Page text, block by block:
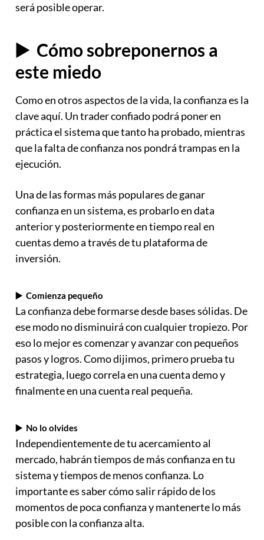
será posible operar.
▶️ Cómo sobreponernos a
este miedo
Como en otros aspectos de la vida, la confianza es la
clave aquí. Un trader confiado podrá poner en
práctica el sistema que tanto ha probado, mientras
que la falta de confianza nos pondrá trampas en la
ejecución.
Una de las formas más populares de ganar
confianza en un sistema, es probarlo en data
anterior y posteriormente en tiempo real en
cuentas demo a través de tu plataforma de
inversión.
▶️ Comienza pequeño
La confianza debe formarse desde bases sólidas. De
ese modo no disminuirá con cualquier tropiezo. Por
eso lo mejor es comenzar y avanzar con pequeños
pasos y logros. Como dijimos, primero prueba tu
estrategia, luego correla en una cuenta demo y
finalmente en una cuenta real pequeña.
▶️ No lo olvides
Independientemente de tu acercamiento al
mercado, habrán tiempos de más confianza en tu
sistema y tiempos de menos confianza. Lo
importante es saber cómo salir rápido de los
momentos de poca confianza y mantenerte lo más
posible con la confianza alta.